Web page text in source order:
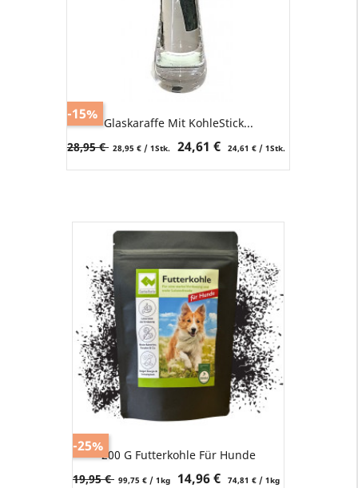
Glaskaraffe Mit KohleStick...
Verkaufspreis
28,95 € 28,95 € / 1Stk.
-15%
Preis
24,61 € 24,61 € / 1Stk.
200 G Futterkohle Für Hunde
Verkaufspreis
19,95 € 99,75 € / 1kg
-25%
Preis
14,96 € 74,81 € / 1kg